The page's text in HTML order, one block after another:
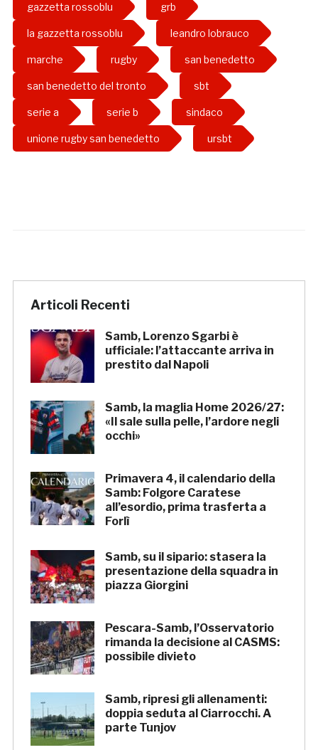
gazzetta rossoblu grb
la gazzetta rossoblu leandro lobrauco
marche rugby san benedetto
san benedetto del tronto sbt
serie a serie b sindaco
unione rugby san benedetto ursbt
Articoli Recenti
Samb, Lorenzo Sgarbi è
ufficiale: l’attaccante arriva in
prestito dal Napoli
Samb, la maglia Home 2026/27:
«Il sale sulla pelle, l’ardore negli
occhi»
Primavera 4, il calendario della
Samb: Folgore Caratese
all’esordio, prima trasferta a
Forlì
Samb, su il sipario: stasera la
presentazione della squadra in
piazza Giorgini
Pescara-Samb, l’Osservatorio
rimanda la decisione al CASMS:
possibile divieto
Samb, ripresi gli allenamenti:
doppia seduta al Ciarrocchi. A
parte Tunjov